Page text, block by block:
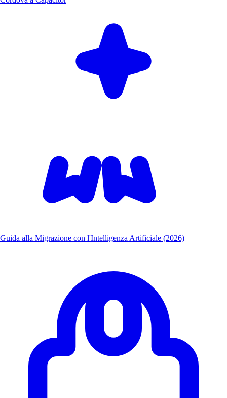
Guida alla Migrazione con l'Intelligenza Artificiale (2026)